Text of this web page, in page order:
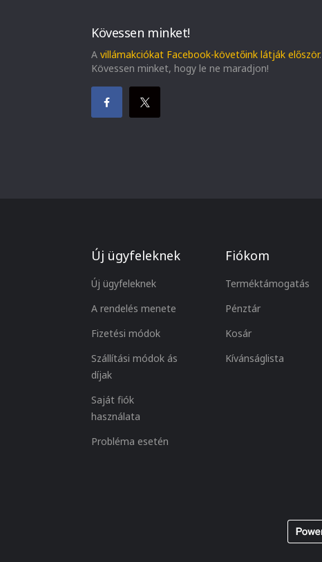
Kövessen minket!
A villámakciókat Facebook-követőink látják először.
Kövessen minket, hogy le ne maradjon!
Új ügyfeleknek
Új ügyfeleknek
A rendelés menete
Fizetési módok
Szállítási módok ás
díjak
Saját fiók
használata
Probléma esetén
Fiókom
Terméktámogatás
Pénztár
Kosár
Kívánságlista